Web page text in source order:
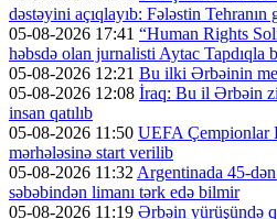
dəstəyini açıqlayıb: Fələstin Tehranın
05-08-2026 17:41 “Human Rights
həbsdə olan jurnalisti Aytac Tapdıqla
05-08-2026 12:21 Bu ilki Ərbəinin
05-08-2026 12:08 İraq: Bu il Ərbəin
insan qatılıb
05-08-2026 11:50 UEFA Çempionlar
mərhələsinə start verilib
05-08-2026 11:32 Argentinada 45-
səbəbindən limanı tərk edə bilmir
05-08-2026 11:19 Ərbəin yürüşündə